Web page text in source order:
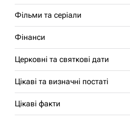
Фільми та серіали
Фінанси
Церковні та святкові дати
Цікаві та визначні постаті
Цікаві факти